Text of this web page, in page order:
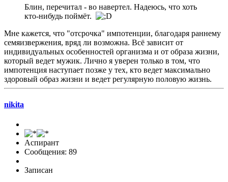
Блин, перечитал - во навертел. Надеюсь, что хоть
кто-нибудь поймёт.
Мне кажется, что "отсрочка" импотенции, благодаря раннему
семяизвержения, вряд ли возможна. Всё зависит от
индивидуальных особенностей организма и от образа жизни,
который ведет мужик. Лично я уверен только в том, что
импотенция наступает позже у тех, кто ведет максимально
здоровый образ жизни и ведет регулярную половую жизнь.
nikita
Аспирант
Сообщения: 89
Записан